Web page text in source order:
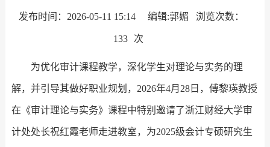
发布时间：2026-05-11 15:14 编辑:郭媚 浏览次数：
133 次
为优化审计课程教学，深化学生对理论与实务的理
解，并引导其做好职业规划，2026年4月28日，傅黎瑛教授
在《审计理论与实务》课程中特别邀请了浙江财经大学审
计处处长祝红霞老师走进教室，为2025级会计专硕研究生